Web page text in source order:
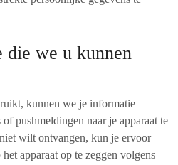
die we u kunnen
kunnen we je informatie
pushmeldingen naar je apparaat te
wilt ontvangen, kun je ervoor
apparaat op te zeggen volgens